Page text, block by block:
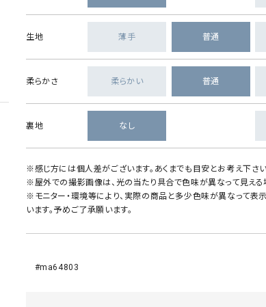
生地 薄手 普通
柔らかさ 柔らかい 普通
裏地 なし
※感じ方には個人差がございます。あくまでも目安とお考え下さい
※屋外での撮影画像は、光の当たり具合で色味が異なって見える
※モニター・環境等により、実際の商品と多少色味が異なって表
います。予めご了承願います。
#ma64803